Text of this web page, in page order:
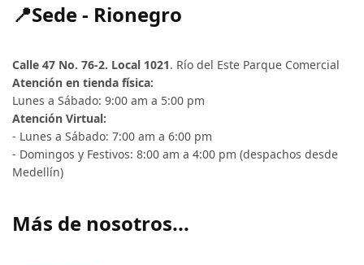
📍Sede - Rionegro
Calle 47 No. 76-2. Local 1021. Río del Este Parque Comercial
Atención en tienda física:
Lunes a Sábado: 9:00 am a 5:00 pm
Atención Virtual:
- Lunes a Sábado: 7:00 am a 6:00 pm
- Domingos y Festivos: 8:00 am a 4:00 pm (despachos desde
Medellín)
Más de nosotros...